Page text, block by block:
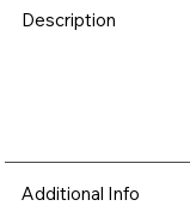
Description
Additional Info